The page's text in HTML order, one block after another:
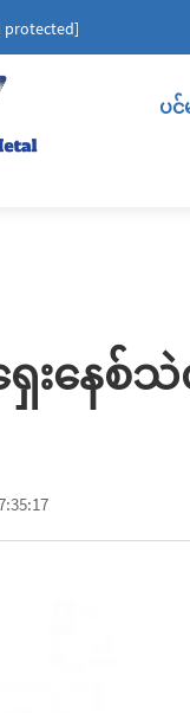
protected]
ပင်
ေးနေစ်